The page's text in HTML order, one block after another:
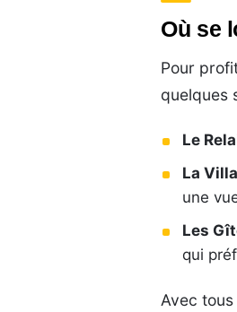
Où se
Pour
quelques
Le
La
une
Les
qui
Avec